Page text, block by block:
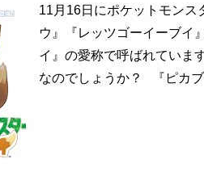
11月16日にポケットモンス
ウ』『レッツゴーイーブイ
イ』の愛称で呼ばれていま
なのでしょうか？ 『ピカ